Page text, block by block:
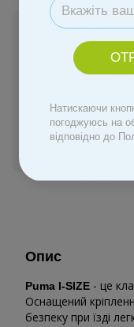
Немає в наявності
1 835 грн
Увійти для
Опис
Puma I-SIZE - це
Оснащений
безпеку при їзді
Натискаючи
погоджуюсь на
відповідно до